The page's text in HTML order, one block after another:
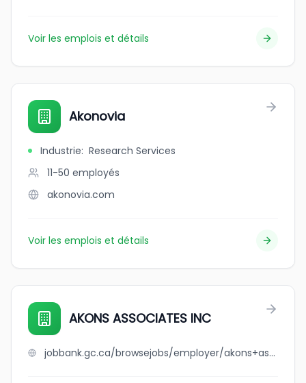
Voir les emplois et détails
Akonovia
Industrie: Research Services
11-50 employés
akonovia.com
Voir les emplois et détails
AKONS ASSOCIATES INC
jobbank.gc.ca/browsejobs/employer/akons+associates+inc/ca